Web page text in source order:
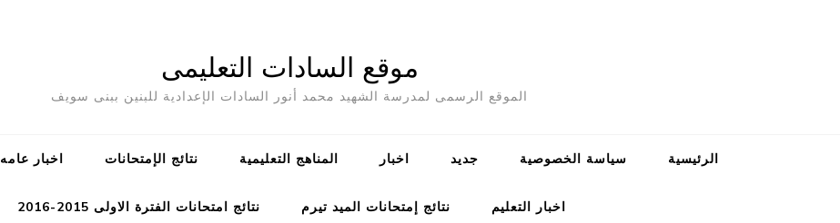
موقع السادات التعليمى
الموقع الرسمى لمدرسة الشهيد محمد أنور السادات الإعدادية للبنين ببنى سويف
الرئيسية سياسة الخصوصية جديد اخبار المناهج التعليمية نتائج الإمتحانات اخبار عامه
اخبار التعليم نتائج إمتحانات الميد تيرم نتائج امتحانات الفترة الاولى 2015-2016